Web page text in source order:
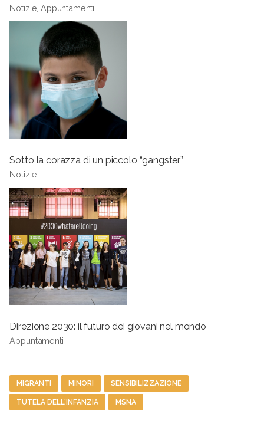
Notizie, Appuntamenti
Sotto la corazza di un piccolo “gangster”
Notizie
Direzione 2030: il futuro dei giovani nel mondo
Appuntamenti
Tag
MIGRANTI MINORI SENSIBILIZZAZIONE
TUTELA DELL'INFANZIA MSNA